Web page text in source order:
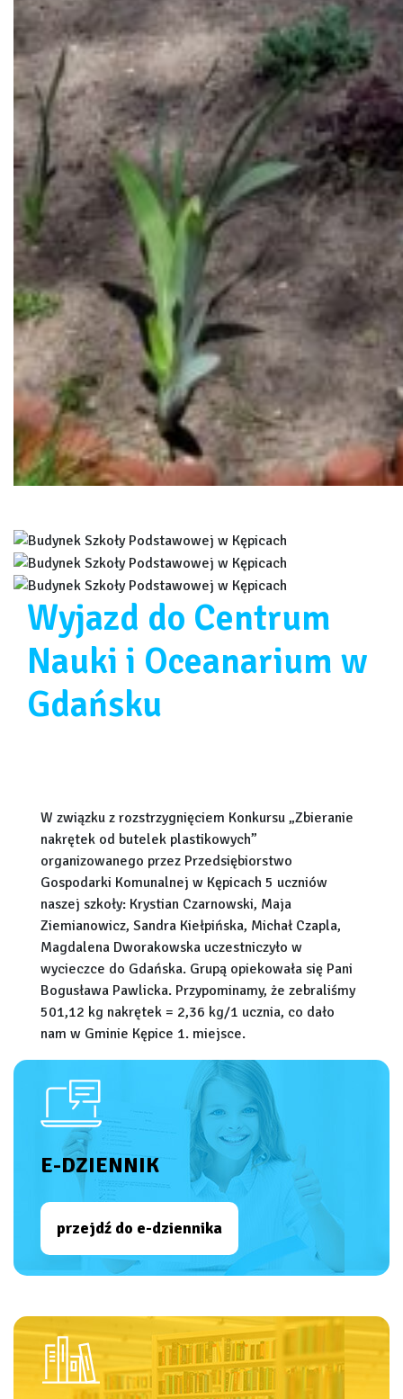
Wyjazd do Centrum
Nauki i Oceanarium w
Gdańsku
W związku z rozstrzygnięciem Konkursu „Zbieranie
nakrętek od butelek plastikowych”
organizowanego przez Przedsiębiorstwo
Gospodarki Komunalnej w Kępicach 5 uczniów
naszej szkoły: Krystian Czarnowski, Maja
Ziemianowicz, Sandra Kiełpińska, Michał Czapla,
Magdalena Dworakowska uczestniczyło w
wycieczce do Gdańska. Grupą opiekowała się Pani
Bogusława Pawlicka. Przypominamy, że zebraliśmy
501,12 kg nakrętek = 2,36 kg/1 ucznia, co dało
nam w Gminie Kępice 1. miejsce.
E-DZIENNIK
przejdź do e-dziennika